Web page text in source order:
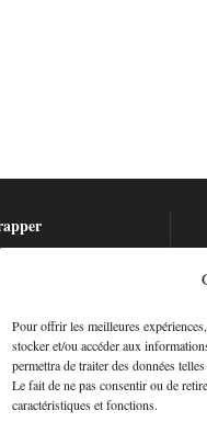
Pour offrir les meilleures
stocker et/ou accéder aux
permettra de traiter des données
Le fait de ne pas consentir ou de
caractéristiques et fonctions.